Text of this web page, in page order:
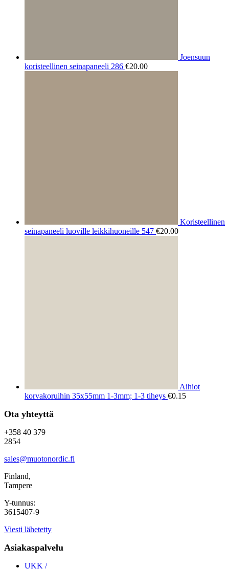
Joensuun
koristeellinen seinapaneeli 286 €20.00
Koristeellinen
seinapaneeli luoville leikkihuoneille 547 €20.00
Aihiot
korvakoruihin 35x55mm 1-3mm; 1-3 tiheys €0.15
Ota yhteyttä
+358 40 379
2854
sales@muotonordic.fi
Finland,
Tampere
Y-tunnus:
3615407-9
Viesti lähetetty
Asiakaspalvelu
UKK /